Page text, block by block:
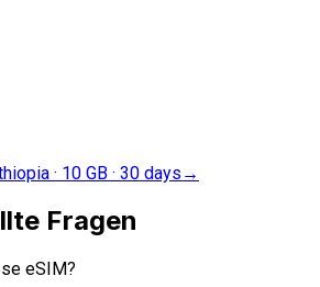
· 10 GB · 30 days →
Fragen
eSIM?